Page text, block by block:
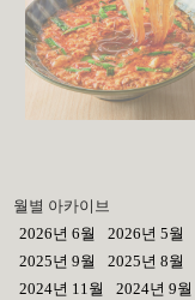
월별 아카이브
2026년 6월
2026년 5월
2025년 9월
2025년 8월
2024년 11월
2024년 9월